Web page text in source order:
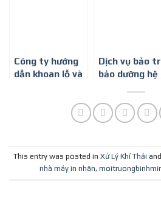
Công ty hướng
dẫn khoan lỗ và
Dịch vụ bảo
bảo dưỡng hệ
Dương
This entry was posted in Xử Lý Khí Thải
nhà máy in nhãn,